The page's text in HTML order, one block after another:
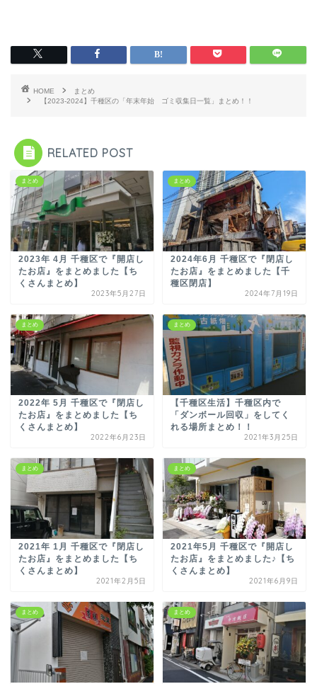
HOME
まとめ
【2023-2024】千種区の「年末年始 ゴミ収集日一覧」まとめ！！
RELATED POST
まとめ
2023年 4月 千種区で『開店し
たお店』をまとめました【ち
くさんまとめ】
2023年5月27日
まとめ
2024年6月 千種区で『閉店し
たお店』をまとめました【千
種区閉店】
2024年7月19日
まとめ
2022年 5月 千種区で『閉店し
たお店』をまとめました【ち
くさんまとめ】
2022年6月23日
まとめ
【千種区生活】千種区内で
「ダンボール回収」をしてく
れる場所まとめ！！
2021年3月25日
まとめ
2021年 1月 千種区で『閉店し
たお店』をまとめました【ち
くさんまとめ】
2021年2月5日
まとめ
2021年5月 千種区で『開店し
たお店』をまとめました♪【ち
くさんまとめ】
2021年6月9日
まとめ まとめ